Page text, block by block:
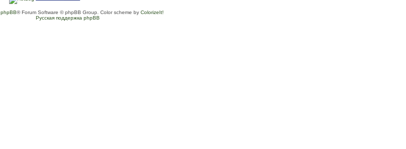
phpBB® Forum Software © phpBB Group. Color scheme by ColorizeIt!
Русская поддержка phpBB